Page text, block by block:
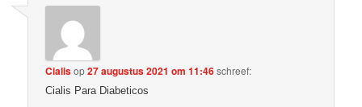
Cialisop27 augustus 2021 om 11:46schreef:
Cialis Para Diabeticos